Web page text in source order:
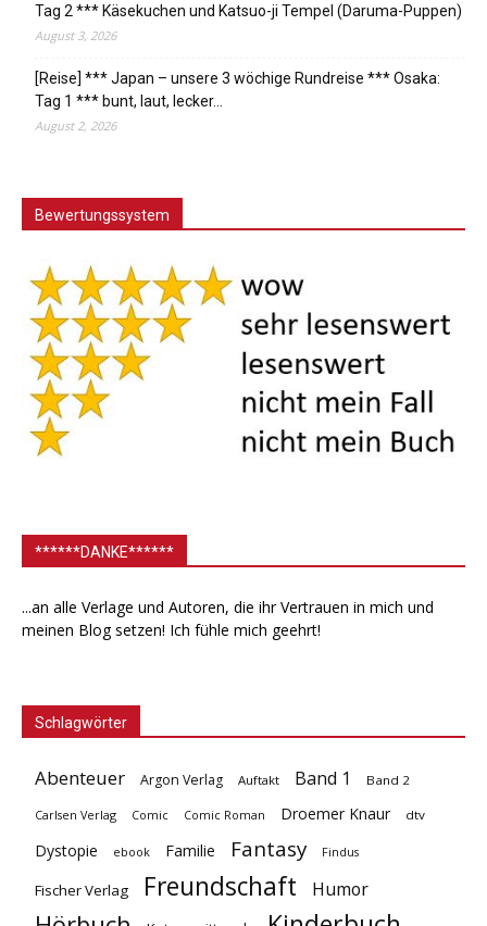
Tag 2 *** Käsekuchen und Katsuo-ji Tempel (Daruma-Puppen)
August 3, 2026
[Reise] *** Japan – unsere 3 wöchige Rundreise *** Osaka:
Tag 1 *** bunt, laut, lecker…
August 2, 2026
Bewertungssystem
******DANKE******
...an alle Verlage und Autoren, die ihr Vertrauen in mich und
meinen Blog setzen! Ich fühle mich geehrt!
Schlagwörter
Abenteuer Argon Verlag Auftakt Band 1 Band 2
Carlsen Verlag Comic Comic Roman Droemer Knaur dtv
Dystopie ebook Familie Fantasy Findus
Fischer Verlag Freundschaft Humor